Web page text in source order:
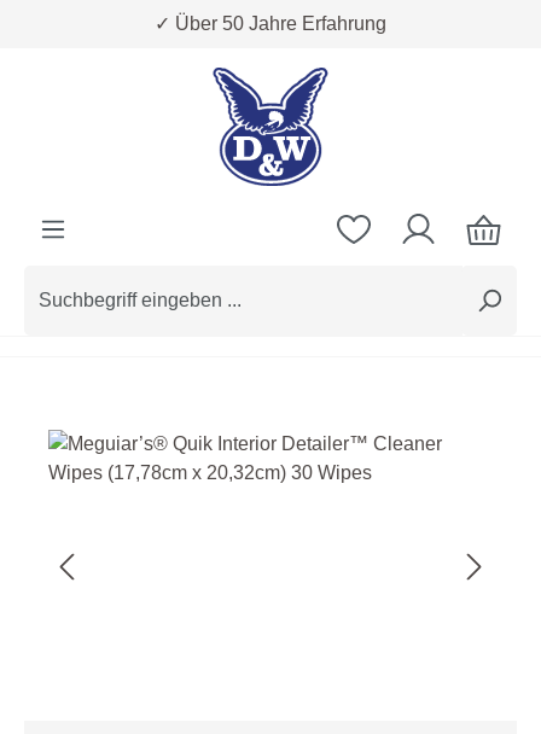
Zum Hauptinhalt springen✓ Über 50 Jahre Erfahrung
Bildergalerie überspringen